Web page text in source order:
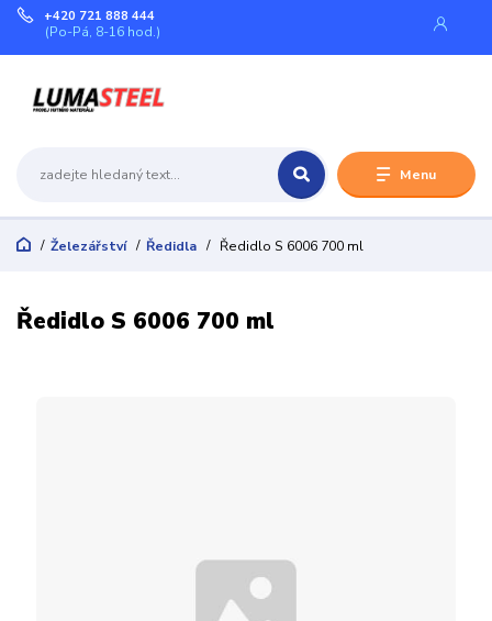
Menu
+420 721 888 444
(Po-Pá, 8-16 hod.)
Železářství Ředidla Ředidlo S 6006 700 ml
Ředidlo S 6006 700 ml